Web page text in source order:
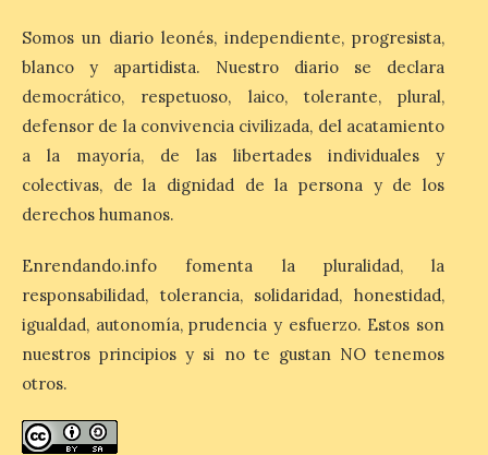
El eclipse genera un boom
de reservas hoteleras y
precios desorbitados,
7 Ago 2026
del fenómeno, con el
reservas, precios y
antelación de compra. El
auge de la demanda redefine la
planificación: reservas más anticipadas y
Madrid, 7 agosto de […]
Somos un diario leonés, independiente, progresista,
blanco y apartidista. Nuestro diario se declara
democrático, respetuoso, laico, tolerante, plural,
defensor de la convivencia civilizada, del acatamiento
a la mayoría, de las libertades individuales y
colectivas, de la dignidad de la persona y de los
derechos humanos.
Enrendando.info fomenta la pluralidad, la
responsabilidad, tolerancia, solidaridad, honestidad,
igualdad, autonomía, prudencia y esfuerzo. Estos son
nuestros principios y si no te gustan NO tenemos
otros.